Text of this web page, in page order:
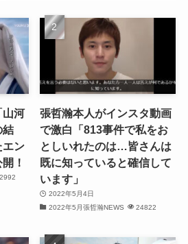
(25)
(23)
河
結
エン
！
張哲瀚本人がインスタ動画
で激白「813事件で私をお
としいれたのは…皆さんは
既に知っていると確信して
います」
2022年5月4日
2022年5月張哲瀚NEWS
24822